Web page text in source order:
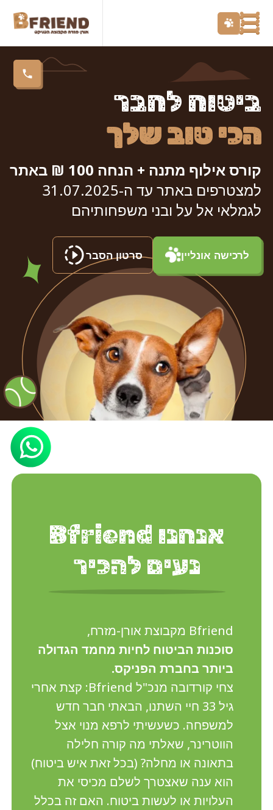
ביטוח לחבר
הכי טוב שלך
קורס אילוף מתנה + הנחה 100 ₪ באתר
למצטרפים באתר עד ה-31.07.2025
לגמלאי אל על ובני משפחותיהם
לרכישה אונליין סרטון הסבר
אנחנו Bfriend
נעים להכיר
Bfriend מקבוצת אורן-מזרח,
סוכנות הביטוח לחיות מחמד הגדולה
ביותר בחברת הפניקס.
צחי קורדובה מנכ"ל Bfriend: קצת אחרי
גיל 33 חיי השתנו, הבאתי חבר חדש
למשפחה. כשעשיתי לרפא מנוי אצל
הווטרינר, שאלתי מה קורה חלילה
בתאונה או מחלה? (בכל זאת איש ביטוח)
הוא ענה שאצטרך לשלם מכיסי את
העלויות או לעשות ביטוח. האם זה בכלל